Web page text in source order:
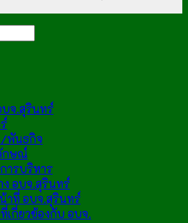
บจ.สุรินทร์
พันธกิจ
กษณ์
ารบริหาร
ง อบจ.สุรินทร์
าที่ อบจ.สุรินทร์
เกี่ยวข้องกับ อบจ.